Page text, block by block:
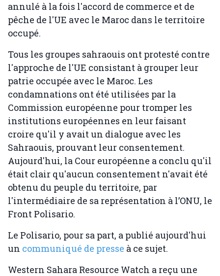
annulé à la fois l'accord de commerce et de
pêche de l'UE avec le Maroc dans le territoire
occupé.
Tous les groupes sahraouis ont protesté contre
l'approche de l'UE consistant à grouper leur
patrie occupée avec le Maroc. Les
condamnations ont été utilisées par la
Commission européenne pour tromper les
institutions européennes en leur faisant
croire qu'il y avait un dialogue avec les
Sahraouis, prouvant leur consentement.
Aujourd'hui, la Cour européenne a conclu qu'il
était clair qu'aucun consentement n'avait été
obtenu du peuple du territoire, par
l'intermédiaire de sa représentation à l’ONU, le
Front Polisario.
Le Polisario, pour sa part, a publié aujourd'hui
un communiqué de presse à ce sujet.
Western Sahara Resource Watch a reçu une